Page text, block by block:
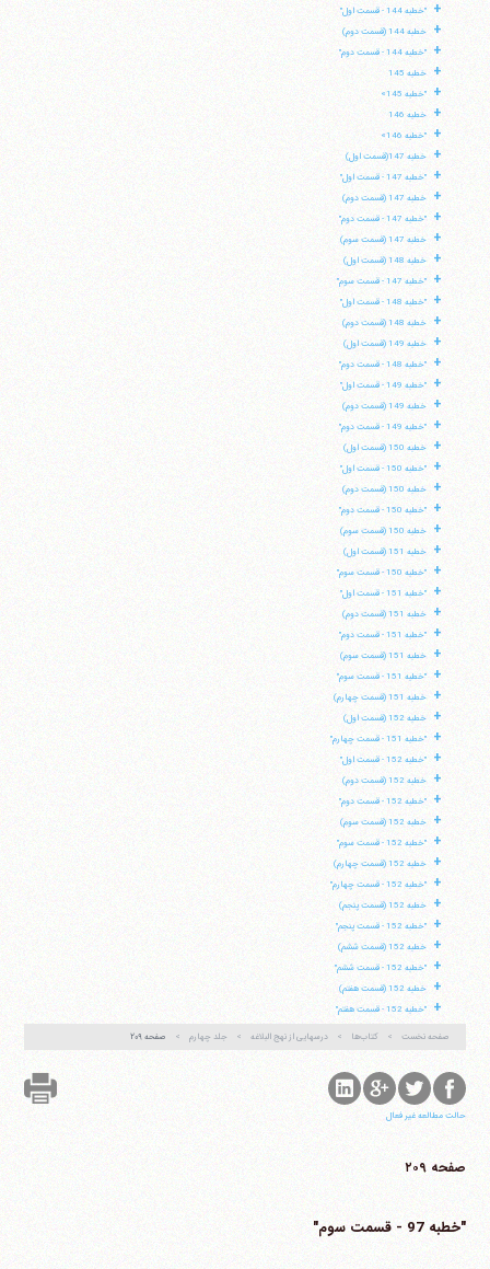
+ "خطبه 144 - قسمت اول"
+ خطبه 144 (قسمت دوم)
+ "خطبه 144 - قسمت دوم"
+ خطبه 145
+ "خطبه 145»
+ خطبه 146
+ "خطبه 146»
+ خطبه 147(قسمت اول)
+ "خطبه 147 - قسمت اول"
+ خطبه 147 (قسمت دوم)
+ "خطبه 147 - قسمت دوم"
+ خطبه 147 (قسمت سوم)
+ خطبه 148 (قسمت اول)
+ "خطبه 147 - قسمت سوم"
+ "خطبه 148 - قسمت اول"
+ خطبه 148 (قسمت دوم)
+ خطبه 149 (قسمت اول)
+ "خطبه 148 - قسمت دوم"
+ "خطبه 149 - قسمت اول"
+ خطبه 149 (قسمت دوم)
+ "خطبه 149 - قسمت دوم"
+ خطبه 150 (قسمت اول)
+ "خطبه 150 - قسمت اول"
+ خطبه 150 (قسمت دوم)
+ "خطبه 150 - قسمت دوم"
+ خطبه 150 (قسمت سوم)
+ خطبه 151 (قسمت اول)
+ "خطبه 150 - قسمت سوم"
+ "خطبه 151 - قسمت اول"
+ خطبه 151 (قسمت دوم)
+ "خطبه 151 - قسمت دوم"
+ خطبه 151 (قسمت سوم)
+ "خطبه 151 - قسمت سوم"
+ خطبه 151 (قسمت چهارم)
+ خطبه 152 (قسمت اول)
+ "خطبه 151 - قسمت چهارم"
+ "خطبه 152 - قسمت اول"
+ خطبه 152 (قسمت دوم)
+ "خطبه 152 - قسمت دوم"
+ خطبه 152 (قسمت سوم)
+ "خطبه 152 - قسمت سوم"
+ خطبه 152 (قسمت چهارم)
+ "خطبه 152 - قسمت چهارم"
+ خطبه 152 (قسمت پنجم)
+ "خطبه 152 - قسمت پنجم"
+ خطبه 152 (قسمت ششم)
+ "خطبه 152 - قسمت ششم"
+ خطبه 152 (قسمت هفتم)
+ "خطبه 152 - قسمت هفتم"
صفحه نخست کتاب‌ها درسهایی از نهج البلاغه جلد چهارم صفحه ۲۰۹
حالت مطالعه غیر فعال
صفحه ۲۰۹
"خطبه 97 - قسمت سوم"